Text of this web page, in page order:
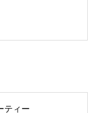
ティー